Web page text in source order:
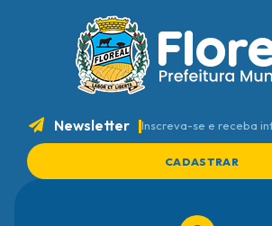
Newsletter Inscreva-se e receba
CADASTRAR